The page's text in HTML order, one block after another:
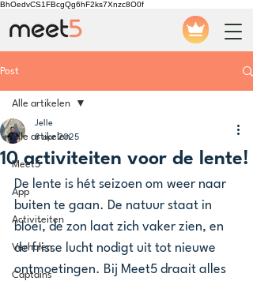
BhOedvCS1FBcgQg6hF2ks7Xnzc8O0f
Post
Alle artikelen
Meet5
App
Activiteiten
Verhalen
Captains
Alle artikelen
10 activiteiten voor de lente!
Jelle
8 apr 2025
De lente is hét seizoen om weer naar
buiten te gaan. De natuur staat in
bloei, de zon laat zich vaker zien, en
de frisse lucht nodigt uit tot nieuwe
ontmoetingen. Bij Meet5 draait alles